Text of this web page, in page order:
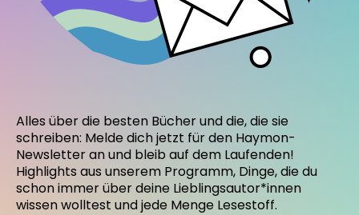
Alles über die besten Bücher und die, die sie
schreiben: Melde dich jetzt für den Haymon-
Newsletter an und bleib auf dem Laufenden!
Highlights aus unserem Programm, Dinge, die du
schon immer über deine Lieblingsautor*innen
wissen wolltest und jede Menge Lesestoff.